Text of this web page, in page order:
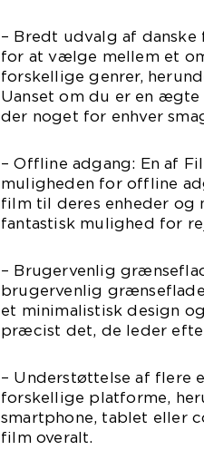
– Bredt udvalg af
for at vælge mellem et
forskellige genrer,
Uanset om du er en
der noget for enhver
– Offline adgang: En af
muligheden for offline
film til deres enheder og
fantastisk mulighed for
– Brugervenlig
brugervenlig
et minimalistisk design
præcist det, de leder
– Understøttelse af flere
forskellige platforme,
smartphone, tablet eller
film overalt.